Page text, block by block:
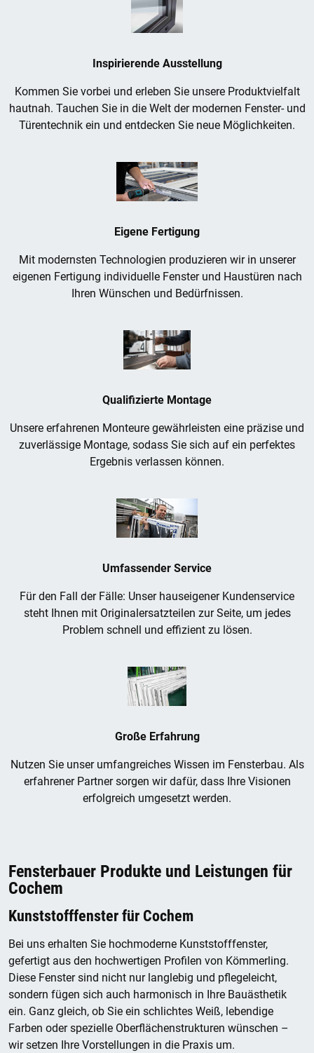
Inspirierende Ausstellung
Kommen Sie vorbei und erleben Sie unsere Produktvielfalt
hautnah. Tauchen Sie in die Welt der modernen Fenster- und
Türentechnik ein und entdecken Sie neue Möglichkeiten.
Eigene Fertigung
Mit modernsten Technologien produzieren wir in unserer
eigenen Fertigung individuelle Fenster und Haustüren nach
Ihren Wünschen und Bedürfnissen.
Qualifizierte Montage
Unsere erfahrenen Monteure gewährleisten eine präzise und
zuverlässige Montage, sodass Sie sich auf ein perfektes
Ergebnis verlassen können.
Umfassender Service
Für den Fall der Fälle: Unser hauseigener Kundenservice
steht Ihnen mit Originalersatzteilen zur Seite, um jedes
Problem schnell und effizient zu lösen.
Große Erfahrung
Nutzen Sie unser umfangreiches Wissen im Fensterbau. Als
erfahrener Partner sorgen wir dafür, dass Ihre Visionen
erfolgreich umgesetzt werden.
Fensterbauer Produkte und Leistungen für
Cochem
Kunststofffenster für Cochem
Bei uns erhalten Sie hochmoderne Kunststofffenster,
gefertigt aus den hochwertigen Profilen von Kömmerling.
Diese Fenster sind nicht nur langlebig und pflegeleicht,
sondern fügen sich auch harmonisch in Ihre Bauästhetik
ein. Ganz gleich, ob Sie ein schlichtes Weiß, lebendige
Farben oder spezielle Oberflächenstrukturen wünschen –
wir setzen Ihre Vorstellungen in die Praxis um.